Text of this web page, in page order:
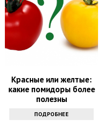
Красные или желтые:
какие помидоры более
полезны
ПОДРОБНЕЕ